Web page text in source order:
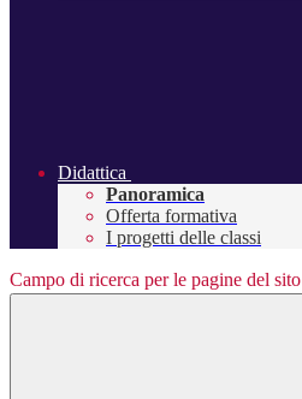
Didattica
Panoramica
Offerta formativa
I progetti delle classi
Campo di ricerca per le pagine del sito